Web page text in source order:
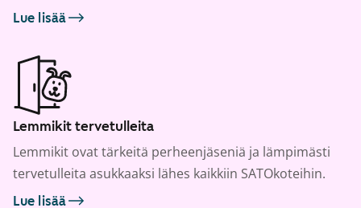
Lue lisää
Lemmikit tervetulleita
Lemmikit ovat tärkeitä perheenjäseniä ja lämpimästi
tervetulleita asukkaaksi lähes kaikkiin SATOkoteihin.
Lue lisää